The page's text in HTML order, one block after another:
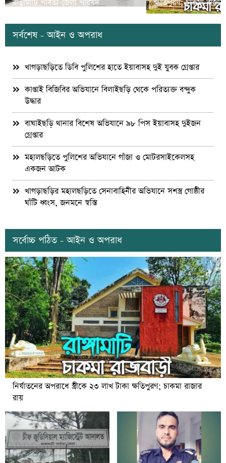
রাঙামাটি পার্বত্য জেলা পরিষদ ক্ষতিপুরণ; চাকমা
সর্বশেষ - আইন ও অপরাধ
খাগড়াছড়িতে ডিবি পুলিশের হাতে ইয়াবাসহ দুই যুবক গ্রেপ্তার
কাপ্তাই বিজিবির অভিযানে বিলাইছড়ি থেকে পরিত্যক্ত বন্দুক
উদ্ধার
বাঘাইছড়ি থানার বিশেষ অভিযানে ৯৮ পিস ইয়াবাসহ দুইজন
গ্রেপ্তার
মহালছড়িতে পুলিশের অভিযানে গাঁজা ও মোটরসাইকেলসহ
একজন আটক
খাগড়াছড়ির মহালছড়িতে সেনাবাহিনীর অভিযানে সশস্ত্র গোষ্ঠীর
ঘাঁটি ধ্বংস, জনমনে স্বস্তি
সর্বোচ্চ পঠিত - আইন ও অপরাধ
নির্যাতনের অপরাধে স্ত্রীকে ২৩ লাখ টাকা ক্ষতিপুরণ; চাকমা রাজার
রায়